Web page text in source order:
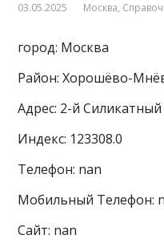
03.05.2025 Москва,
город: Москва
Район: Хорошёво-
Адрес: 2-й Силикатный
Индекс: 123308.0
Телефон: nan
Мобильный Телефон:
Сайт: nan